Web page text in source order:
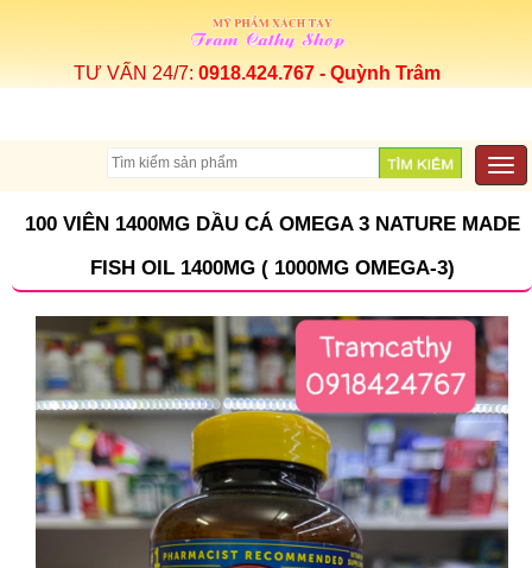
TƯ VẤN 24/7: 0918.424.767 - Quỳnh Trâm
100 VIÊN 1400MG DẦU CÁ OMEGA 3 NATURE MADE
FISH OIL 1400MG ( 1000MG OMEGA-3)